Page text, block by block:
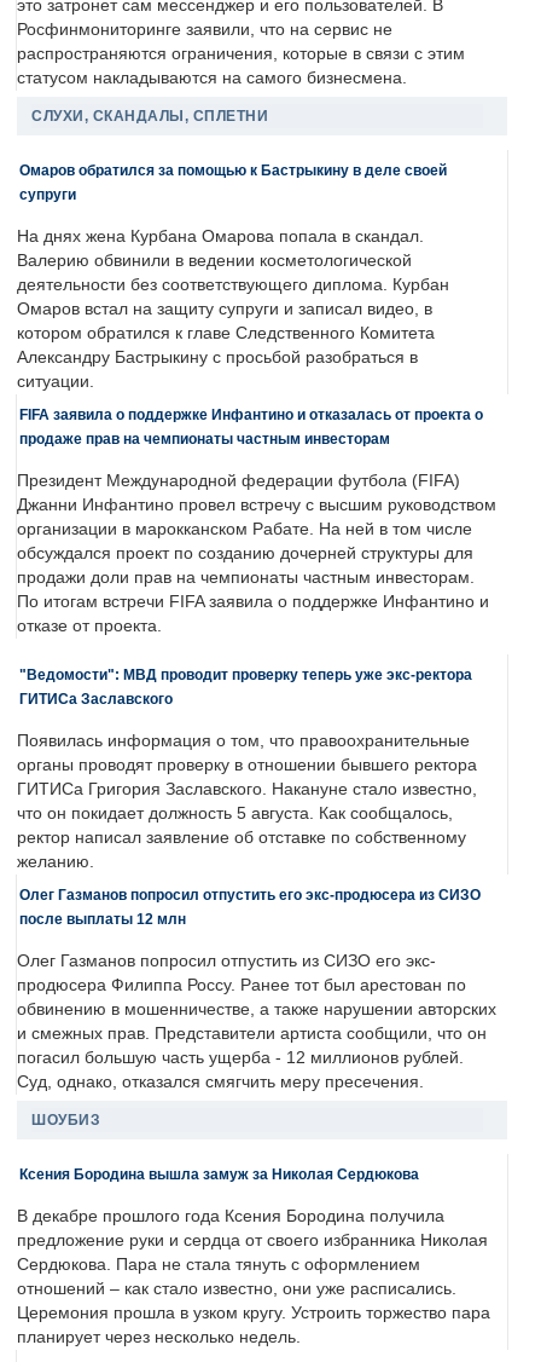
это затронет сам мессенджер и его пользователей. В
Росфинмониторинге заявили, что на сервис не
распространяются ограничения, которые в связи с этим
статусом накладываются на самого бизнесмена.
СЛУХИ, СКАНДАЛЫ, СПЛЕТНИ
Омаров обратился за помощью к Бастрыкину в деле своей
супруги
На днях жена Курбана Омарова попала в скандал.
Валерию обвинили в ведении косметологической
деятельности без соответствующего диплома. Курбан
Омаров встал на защиту супруги и записал видео, в
котором обратился к главе Следственного Комитета
Александру Бастрыкину с просьбой разобраться в
ситуации.
FIFA заявила о поддержке Инфантино и отказалась от проекта о
продаже прав на чемпионаты частным инвесторам
Президент Международной федерации футбола (FIFA)
Джанни Инфантино провел встречу с высшим руководством
организации в марокканском Рабате. На ней в том числе
обсуждался проект по созданию дочерней структуры для
продажи доли прав на чемпионаты частным инвесторам.
По итогам встречи FIFA заявила о поддержке Инфантино и
отказе от проекта.
"Ведомости": МВД проводит проверку теперь уже экс-ректора
ГИТИСа Заславского
Появилась информация о том, что правоохранительные
органы проводят проверку в отношении бывшего ректора
ГИТИСа Григория Заславского. Накануне стало известно,
что он покидает должность 5 августа. Как сообщалось,
ректор написал заявление об отставке по собственному
желанию.
Олег Газманов попросил отпустить его экс-продюсера из СИЗО
после выплаты 12 млн
Олег Газманов попросил отпустить из СИЗО его экс-
продюсера Филиппа Россу. Ранее тот был арестован по
обвинению в мошенничестве, а также нарушении авторских
и смежных прав. Представители артиста сообщили, что он
погасил большую часть ущерба - 12 миллионов рублей.
Суд, однако, отказался смягчить меру пресечения.
ШОУБИЗ
Ксения Бородина вышла замуж за Николая Сердюкова
В декабре прошлого года Ксения Бородина получила
предложение руки и сердца от своего избранника Николая
Сердюкова. Пара не стала тянуть с оформлением
отношений – как стало известно, они уже расписались.
Церемония прошла в узком кругу. Устроить торжество пара
планирует через несколько недель.